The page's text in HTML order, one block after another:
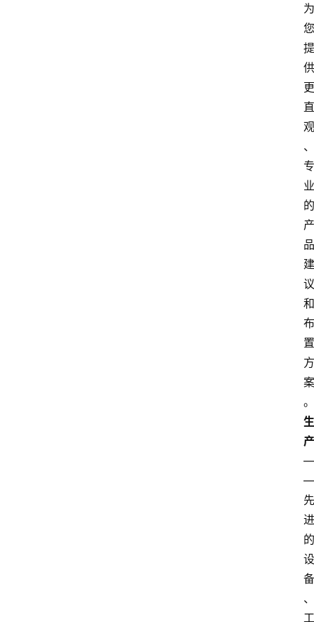
为
您
提
供
更
直
观
、
专
业
的
产
品
建
议
和
布
置
方
案
。
生
产
—
—
先
进
的
设
备
、
工